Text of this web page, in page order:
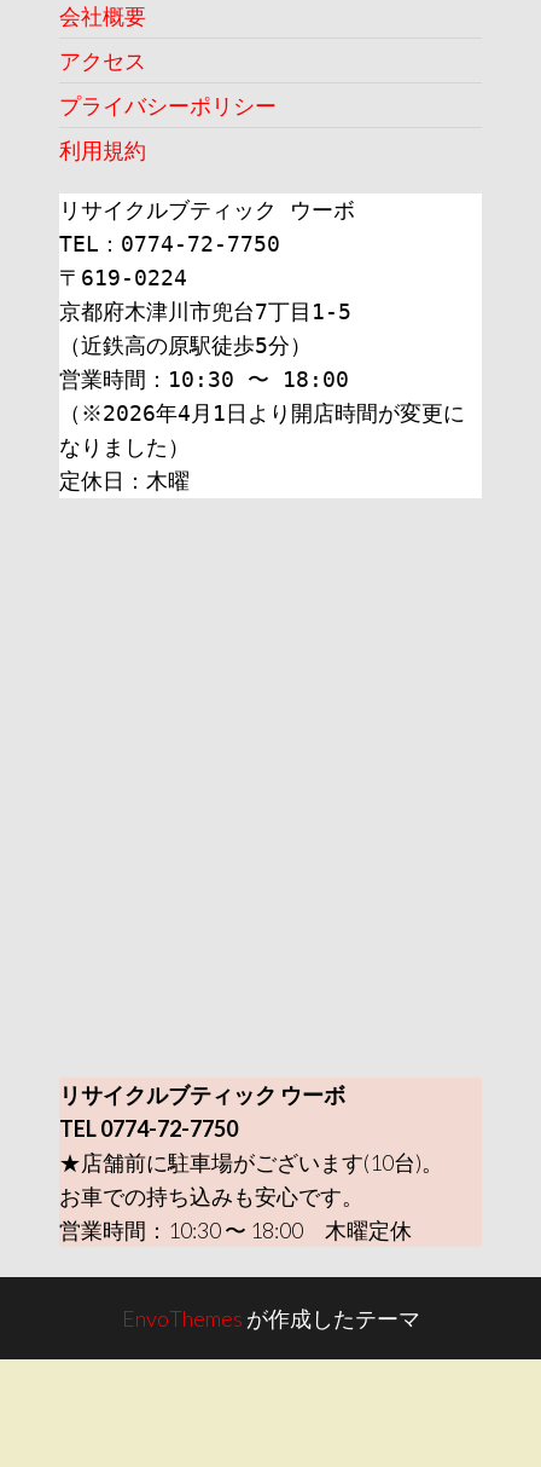
会社概要
アクセス
プライバシーポリシー
利用規約
リサイクルブティック ウーボ
TEL：0774-72-7750
〒619-0224
京都府木津川市兜台7丁目1-5
（近鉄高の原駅徒歩5分）
営業時間：10:30 〜 18:00
（※2026年4月1日より開店時間が変更に
なりました）
定休日：木曜
リサイクルブティック ウーボ
TEL 0774-72-7750
★店舗前に駐車場がございます(10台)。
お車での持ち込みも安心です。
営業時間：10:30 〜 18:00 木曜定休
EnvoThemes が作成したテーマ